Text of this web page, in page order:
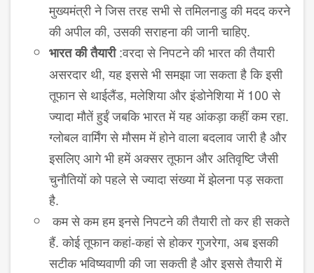
मुख्यमंत्री ने जिस तरह सभी से तमिलनाडु की मदद करने
की अपील की, उसकी सराहना की जानी चाहिए.
भारत की तैयारी:वरदा से निपटने की भारत की तैयारी
असरदार थी, यह इससे भी समझा जा सकता है कि इसी
तूफान से थाईलैंड, मलेशिया और इंडोनेशिया में 100 से
ज्यादा मौतें हुईं जबकि भारत में यह आंकड़ा कहीं कम रहा.
ग्लोबल वार्मिंग से मौसम में होने वाला बदलाव जारी है और
इसलिए आगे भी हमें अक्सर तूफान और अतिवृष्टि जैसी
चुनौतियों को पहले से ज्यादा संख्या में झेलना पड़ सकता
है.
कम से कम हम इनसे निपटने की तैयारी तो कर ही सकते
हैं. कोई तूफान कहां-कहां से होकर गुजरेगा, अब इसकी
सटीक भविष्यवाणी की जा सकती है और इससे तैयारी में